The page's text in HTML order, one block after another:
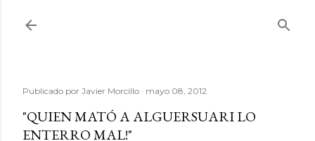
Publicado por Javier Morcillo mayo 08, 2012
"QUIEN MATÓ A ALGUERSUARI LO
ENTERRO MAL!"